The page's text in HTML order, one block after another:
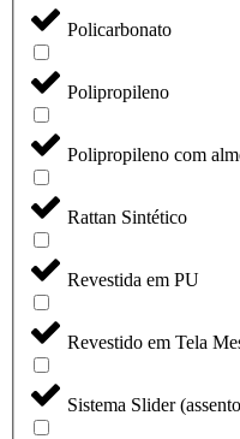
Policarbonato
Polipropileno
Polipropileno com
Rattan Sintético
Revestida em PU
Revestido em Tela
Sistema Slider